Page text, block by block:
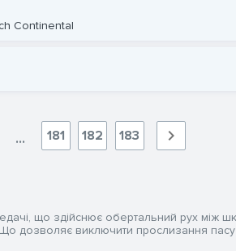
Continental
... 181 182 183
що здійснює обертальний рух між
дозволяє виключити прослизання